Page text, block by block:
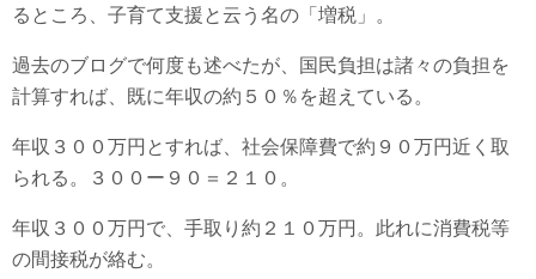
るところ、子育て支援と云う名の「増税」。
過去のブログで何度も述べたが、国民負担は諸々の負担を
計算すれば、既に年収の約５０％を超えている。
年収３００万円とすれば、社会保障費で約９０万円近く取
られる。３００ー９０＝２１０。
年収３００万円で、手取り約２１０万円。此れに消費税等
の間接税が絡む。